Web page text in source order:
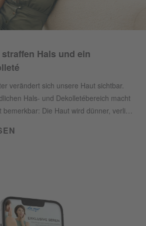
Hals und ein
verändert sich unsere Haut sichtbar.
Hals- und Dekolletébereich macht
Die Haut wird dünner, verliert
umgangssprachlich gerne als